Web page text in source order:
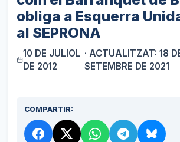
obliga a Esquerra
al SEPRONA
10 DE JULIOL
DE 2012
· ACTUALITZAT: 18
SETEMBRE DE 2021
COMPARTIR: